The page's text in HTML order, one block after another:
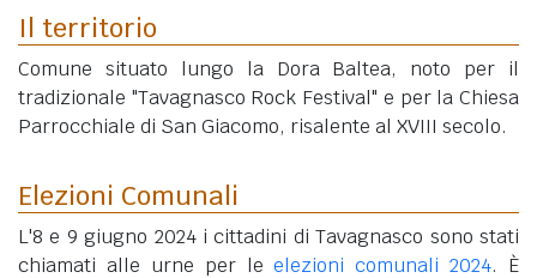
Il territorio
Comune situato lungo la Dora Baltea, noto per il
tradizionale "Tavagnasco Rock Festival" e per la Chiesa
Parrocchiale di San Giacomo, risalente al XVIII secolo.
Elezioni Comunali
L'8 e 9 giugno 2024 i cittadini di Tavagnasco sono stati
chiamati alle urne per leelezioni comunali 2024. È